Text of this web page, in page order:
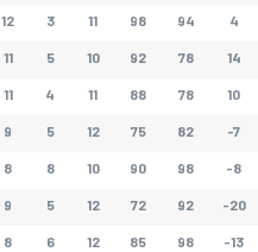
12 3 11 98 94 4
11 5 10 92 78 14
11 4 11 88 78 10
9 5 12 75 82 -7
8 8 10 90 98 -8
9 5 12 72 92 -20
8 6 12 85 98 -13